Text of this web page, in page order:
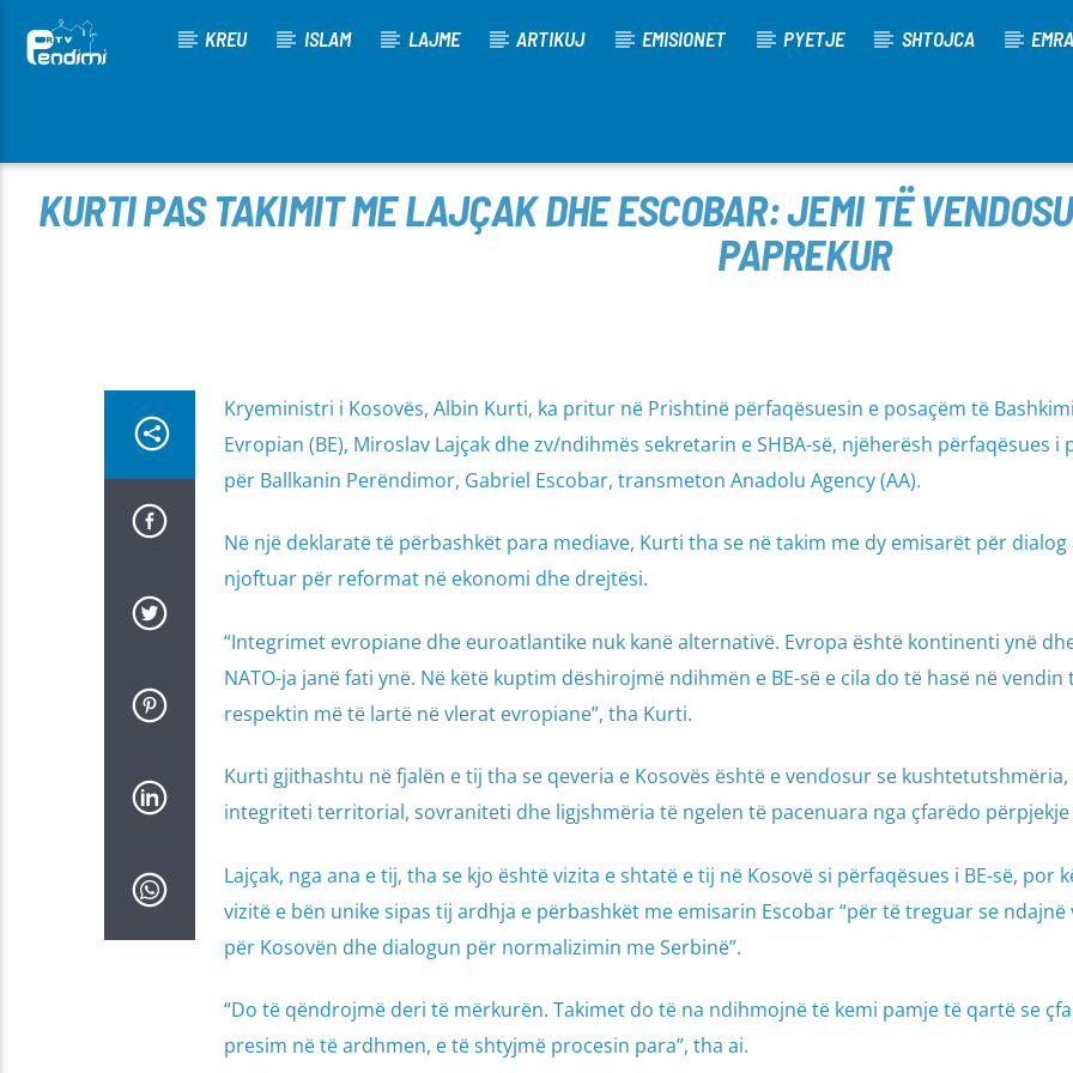
KREU ISLAM LAJME ARTIKUJ EMISIONET PYETJE SHTOJCA EMRA
KURTI PAS TAKIMIT ME LAJÇAK DHE ESCOBAR: JEMI TË
PAPREKUR
Kryeministri i Kosovës, Albin Kurti, ka pritur në Prishtinë përfaqësuesin e posaçëm të
Evropian (BE), Miroslav Lajçak dhe zv/ndihmës sekretarin e SHBA-së, njëherësh përfaqësues i
për Ballkanin Perëndimor, Gabriel Escobar, transmeton Anadolu Agency (AA).
Në një deklaratë të përbashkët para mediave, Kurti tha se në takim me dy emisarët për dialog
njoftuar për reformat në ekonomi dhe drejtësi.
“Integrimet evropiane dhe euroatlantike nuk kanë alternativë. Evropa është kontinenti ynë
NATO-ja janë fati ynë. Në këtë kuptim dëshirojmë ndihmën e BE-së e cila do të hasë në vendin
respektin më të lartë në vlerat evropiane”, tha Kurti.
Kurti gjithashtu në fjalën e tij tha se qeveria e Kosovës është e vendosur se kushtetutshmëria,
integriteti territorial, sovraniteti dhe ligjshmëria të ngelen të pacenuara nga çfarëdo përpjekje
Lajçak, nga ana e tij, tha se kjo është vizita e shtatë e tij në Kosovë si përfaqësues i BE-së, por
vizitë e bën unike sipas tij ardhja e përbashkët me emisarin Escobar “për të treguar se ndajnë
për Kosovën dhe dialogun për normalizimin me Serbinë”.
“Do të qëndrojmë deri të mërkurën. Takimet do të na ndihmojnë të kemi pamje të qartë se
presim në të ardhmen, e të shtyjmë procesin para”, tha ai.